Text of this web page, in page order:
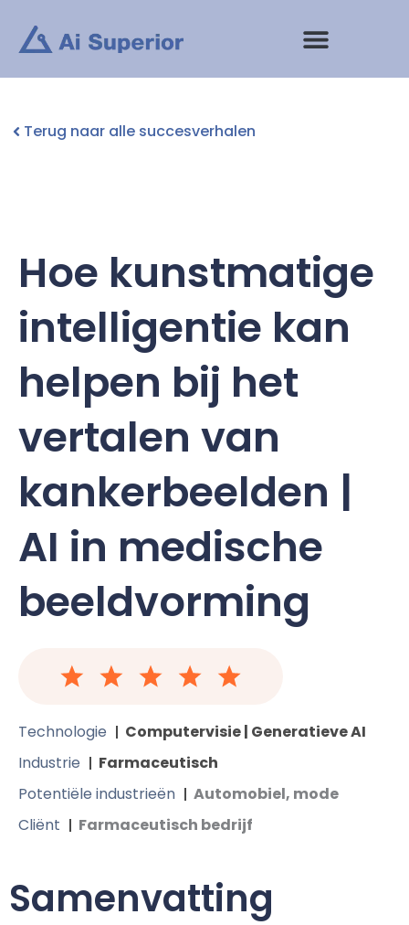
inhoud
Terug naar alle succesverhalen
Hoe kunstmatige
intelligentie kan
helpen bij het
vertalen van
kankerbeelden |
AI in medische
beeldvorming
Technologie
Computervisie | Generatieve AI
Industrie
Farmaceutisch
Potentiële industrieën
Automobiel, mode
Cliënt
Farmaceutisch bedrijf
Samenvatting